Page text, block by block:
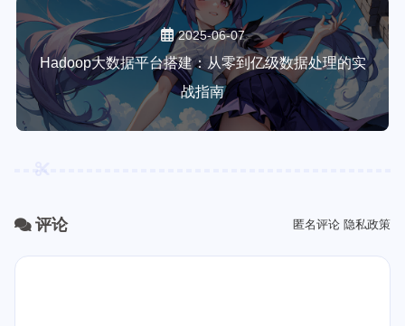
2025-06-07
Hadoop大数据平台搭建：从零到亿级数据处理的实
战指南
评论 匿名评论 隐私政策